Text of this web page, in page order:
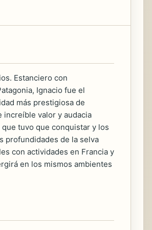
Estanciero con
Ignacio fue el
más prestigiosa de
increíble valor y audacia
tuvo que conquistar y los
profundidades de la selva
con actividades en Francia y
en los mismos ambientes